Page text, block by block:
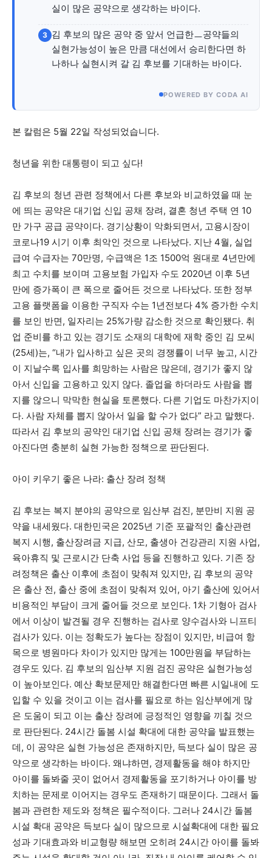
실이 많은 공약으로 생각하는 바이다.
3 김 후보의 많은 공약 중 앞서 언급한ㅡ공약들의
실현가능성이 높은 만큼 대선에서 승리한다면 하
나하나 실현시켜 갈 김 후보를 기대하는 바이다.
POWERED BY CODA AI
본 칼럼은 5월 22일 작성되었습니다.
청년을 위한 대통령이 되고 싶다!
김 후보의 청년 관련 정책에서 다른 후보와 비교하였을 때 눈
에 띄는 공약은 대기업 신입 공채 장려, 결혼 청년 주택 연 10
만 가구 공급 공약이다. 경기상황이 악화되면서, 고용시장이
코로나19 시기 이후 최악인 것으로 나타났다. 지난 4월, 실업
급여 수급자는 70만명, 수급액은 1조 1500억 원대로 4년만에
최고 수치를 보이며 고용보험 가입자 수도 2020년 이후 5년
만에 증가폭이 큰 폭으로 줄어든 것으로 나타났다. 또한 정부
고용 플랫폼을 이용한 구직자 수는 1년전보다 4% 증가한 수치
를 보인 반면, 일자리는 25%가량 감소한 것으로 확인됐다. 취
업 준비를 하고 있는 경기도 소재의 대학에 재학 중인 김 모씨
(25세)는, “내가 입사하고 싶은 곳의 경쟁률이 너무 높고, 시간
이 지날수록 입사를 희망하는 사람은 많은데, 경기가 좋지 않
아서 신입을 고용하고 있지 않다. 졸업을 하더라도 사람을 뽑
지를 않으니 막막한 현실을 토론했다. 다른 기업도 마찬가지이
다. 사람 자체를 뽑지 않아서 일을 할 수가 없다” 라고 말했다.
따라서 김 후보의 공약인 대기업 신입 공채 장려는 경기가 좋
아진다면 충분히 실현 가능한 정책으로 판단된다.
아이 키우기 좋은 나라: 출산 장려 정책
김 후보는 복지 분야의 공약으로 임산부 검진, 분만비 지원 공
약을 내세웠다. 대한민국은 2025년 기준 포괄적인 출산관련
복지 시행, 출산장려금 지급, 산모, 출생아 건강관리 지원 사업,
육아휴직 및 근로시간 단축 사업 등을 진행하고 있다. 기존 장
려정책은 출산 이후에 초점이 맞춰져 있지만, 김 후보의 공약
은 출산 전, 출산 중에 초점이 맞춰져 있어, 아기 출산에 있어서
비용적인 부담이 크게 줄어들 것으로 보인다. 1차 기형아 검사
에서 이상이 발견될 경우 진행하는 검사로 양수검사와 니프티
검사가 있다. 이는 정확도가 높다는 장점이 있지만, 비급여 항
목으로 병원마다 차이가 있지만 많게는 100만원을 부담하는
경우도 있다. 김 후보의 임산부 지원 검진 공약은 실현가능성
이 높아보인다. 예산 확보문제만 해결한다면 빠른 시일내에 도
입할 수 있을 것이고 이는 검사를 필요로 하는 임산부에게 많
은 도움이 되고 이는 출산 장려에 긍정적인 영향을 끼칠 것으
로 판단된다. 24시간 돌봄 시설 확대에 대한 공약을 발표했는
데, 이 공약은 실현 가능성은 존재하지만, 득보다 실이 많은 공
약으로 생각하는 바이다. 왜냐하면, 경제활동을 해야 하지만
아이를 돌봐줄 곳이 없어서 경제활동을 포기하거나 아이를 방
치하는 문제로 이어지는 경우도 존재하기 때문이다. 그래서 돌
봄과 관련한 제도와 정책은 필수적이다. 그러나 24시간 돌봄
시설 확대 공약은 득보다 실이 많으므로 시설확대에 대한 필요
성과 기대효과와 비교형량 해보면 오히려 24시간 아이를 돌봐